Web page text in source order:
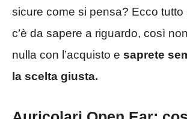
sicure come si pensa? Ecco tutto
c’è da sapere a riguardo, così
nulla con l’acquisto e saprete
la scelta giusta.